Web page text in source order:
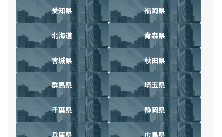
愛知県 福岡県
北海道 青森県
宮城県 秋田県
群馬県 埼玉県
千葉県 静岡県
兵庫県 広島県